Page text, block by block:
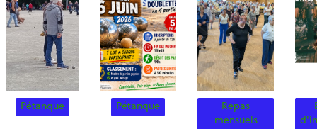
Pétanque Pétanque
Repas
mensuels